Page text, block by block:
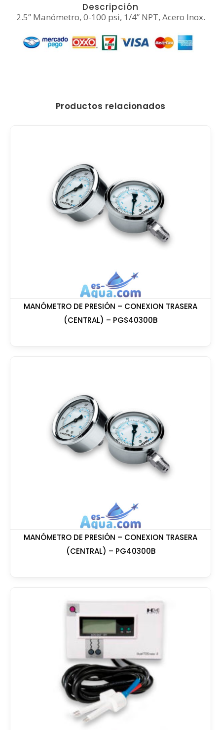
Descripción
2.5” Manómetro, 0-100 psi, 1/4” NPT, Acero Inox.
Productos relacionados
MANÓMETRO DE PRESIÓN – CONEXION TRASERA
(CENTRAL) – PGS40300B
MANÓMETRO DE PRESIÓN – CONEXION TRASERA
(CENTRAL) – PG40300B